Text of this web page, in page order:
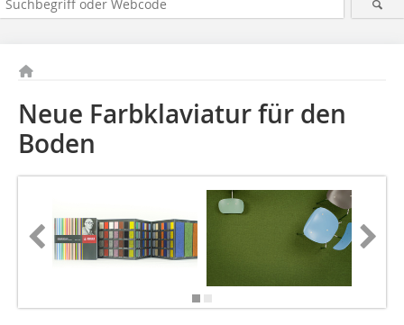
Neue Farbklaviatur für den
Boden